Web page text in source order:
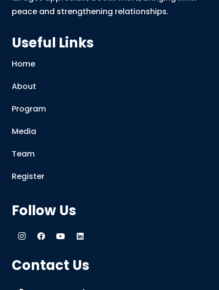
peace and strengthening relationships.
Useful Links
Home
About
Program
Media
Team
Register
Follow Us
Contact Us